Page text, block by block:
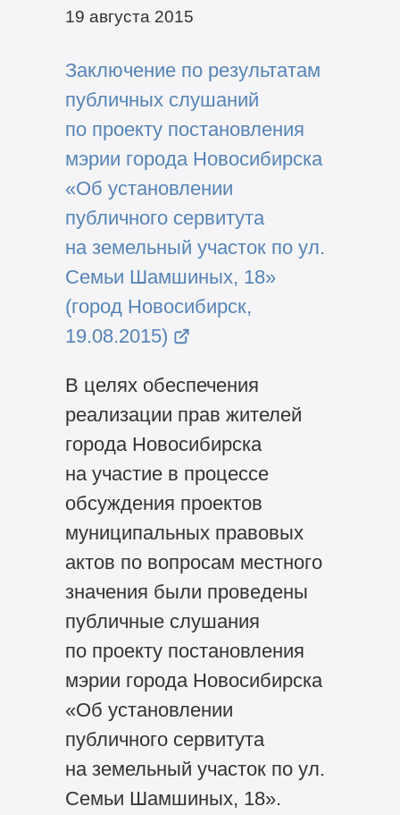
19 августа 2015
Заключение по результатам
публичных слушаний
по проекту постановления
мэрии города Новосибирска
«Об установлении
публичного сервитута
на земельный участок по ул.
Семьи Шамшиных, 18»
(город Новосибирск,
19.08.2015)
В целях обеспечения
реализации прав жителей
города Новосибирска
на участие в процессе
обсуждения проектов
муниципальных правовых
актов по вопросам местного
значения были проведены
публичные слушания
по проекту постановления
мэрии города Новосибирска
«Об установлении
публичного сервитута
на земельный участок по ул.
Семьи Шамшиных, 18».